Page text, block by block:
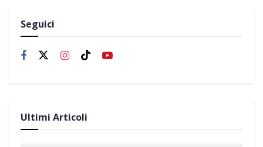
Seguici
Ultimi Articoli